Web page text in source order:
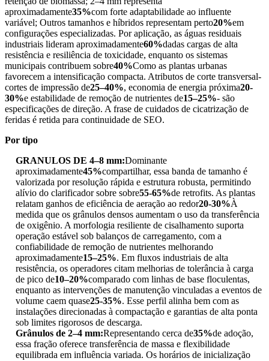
aproximadamente35%com forte adaptabilidade ao influente
variável; Outros tamanhos e híbridos representam perto20%em
configurações especializadas. Por aplicação, as águas residuais
industriais lideram aproximadamente60%dadas cargas de alta
resistência e resiliência de toxicidade, enquanto os sistemas
municipais contribuem sobre40%Como as plantas urbanas
favorecem a intensificação compacta. Atributos de corte transversal-
cortes de impressão de25–40%, economia de energia próxima20-
30%e estabilidade de remoção de nutrientes de15–25%- são
especificações de direção. A frase de cuidados de cicatrização de
feridas é retida para continuidade de SEO.
Por tipo
GRANULOS DE 4–8 mm:Dominante
aproximadamente45%compartilhar, essa banda de tamanho é
valorizada por resolução rápida e estrutura robusta, permitindo
alívio do clarificador sobre sobre55-65%de retrofits. As plantas
relatam ganhos de eficiência de aeração ao redor20-30%À
medida que os grânulos densos aumentam o uso da transferência
de oxigênio. A morfologia resiliente de cisalhamento suporta
operação estável sob balanços de carregamento, com a
confiabilidade de remoção de nutrientes melhorando
aproximadamente15–25%. Em fluxos industriais de alta
resistência, os operadores citam melhorias de tolerância à carga
de pico de10–20%comparado com linhas de base floculentas,
enquanto as intervenções de manutenção vinculadas a eventos de
volume caem quase25-35%. Esse perfil alinha bem com as
instalações direcionadas à compactação e garantias de alta ponta
sob limites rigorosos de descarga.
Grânulos de 2–4 mm:Representando cerca de35%de adoção,
essa fração oferece transferência de massa e flexibilidade
equilibrada em influência variada. Os horários de inicialização